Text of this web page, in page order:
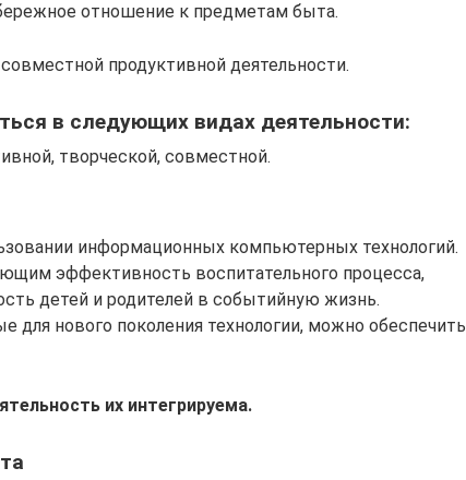
отношение к предметам быта.
продуктивной деятельности.
в следующих видах деятельности:
творческой, совместной.
информационных компьютерных технологий.
эффективность воспитательного процесса,
детей и родителей в событийную жизнь.
для нового поколения технологии, можно обеспечить
их интегрируема.